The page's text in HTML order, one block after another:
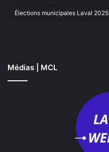
Élections municipales Laval 2025
Médias | MCL